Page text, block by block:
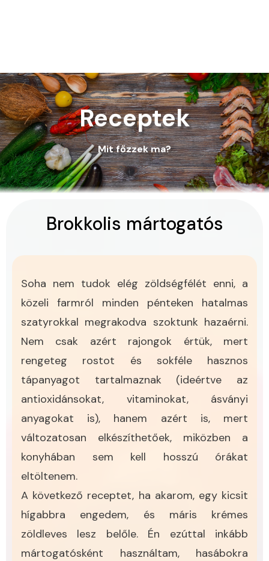
Receptek
Mit főzzek ma?
Brokkolis mártogatós
Soha nem tudok elég zöldségfélét enni, a
közeli farmról minden pénteken hatalmas
szatyrokkal megrakodva szoktunk hazaérni.
Nem csak azért rajongok értük, mert
rengeteg rostot és sokféle hasznos
tápanyagot tartalmaznak (ideértve az
antioxidánsokat, vitaminokat, ásványi
anyagokat is), hanem azért is, mert
változatosan elkészíthetőek, miközben a
konyhában sem kell hosszú órákat
eltöltenem.
A következő receptet, ha akarom, egy kicsit
hígabbra engedem, és máris krémes
zöldleves lesz belőle. Én ezúttal inkább
mártogatósként használtam, hasábokra